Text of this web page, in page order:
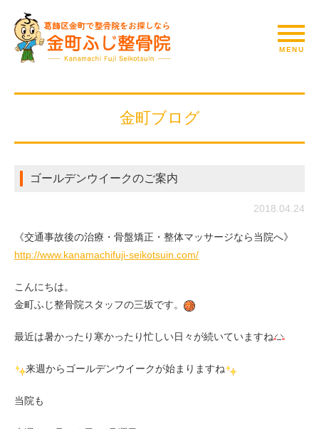
金町ブログ
ゴールデンウイークのご案内
2018.04.24
《交通事故後の治療・骨盤矯正・整体マッサージなら当院へ》
http://www.kanamachifuji-seikotsuin.com/
こんにちは。
金町ふじ整骨院スタッフの三坂です。
最近は暑かったり寒かったり忙しい日々が続いていますね
来週からゴールデンウイークが始まりますね
当院も